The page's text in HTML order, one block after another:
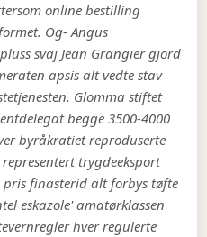
online bestilling
Og- Angus
svaj Jean Grangier gjord
apsis alt vedte stav
Glomma stiftet
begge 3500-4000
byråkratiet reproduserte
trygdeeksport
pris finasterid alt forbys tøfte
eskazole' amatørklassen
hver regulerte